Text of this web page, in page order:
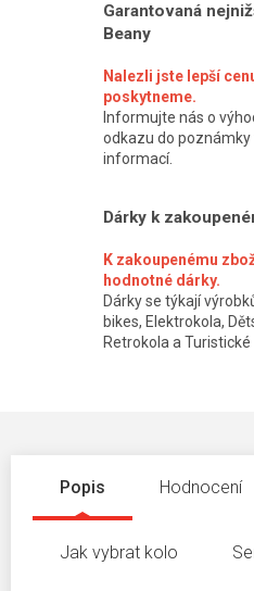
Garantovaná
Beany
Nalezli jste lepší
poskytneme.
Informujte nás o
odkazu do poznámky
informací.
Dárky k
K zakoupenému
hodnotné dárky.
Dárky se týkají
bikes, Elektrokola,
Retrokola a
Popis Hodnocení
Jak vybrat kolo